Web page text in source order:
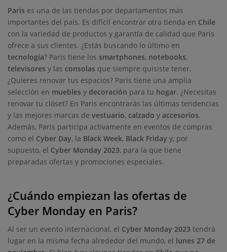
Paris es una de las tiendas por departamentos más
importantes del país. Es difícil encontrar otra tienda en Chile
con la variedad de productos y garantía de calidad que Paris
ofrece a sus clientes. ¿Estás buscando lo último en
tecnología? Paris tiene los smartphones, notebooks,
televisores y las consolas que siempre quisiste tener.
¿Quieres renovar tus espacios? Paris tiene una amplia
selección en muebles y decoración para tu hogar. ¿Necesitas
renovar tu clóset? En Paris encontrarás las últimas tendencias
y las mejores marcas de vestuario, calzado y accesorios.
Además, Paris participa activamente en eventos de compras
como el Cyber Day, la Black Week, Black Friday y, por
supuesto, el Cyber Monday 2023, para la que tiene
preparadas ofertas y promociones especiales.
¿Cuándo empiezan las ofertas de
Cyber Monday en Paris?
Al ser un evento internacional, el Cyber Monday 2023 tendrá
lugar en la misma fecha alrededor del mundo, el lunes 27 de